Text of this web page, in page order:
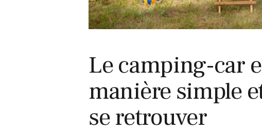
Le camping-car
manière simple
se retrouver